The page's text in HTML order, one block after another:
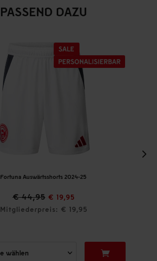
PASSEND DAZU
Fortuna Auswärtsshorts 2024-25
€ 44,95 € 19,95
Mitgliederpreis: € 19,95